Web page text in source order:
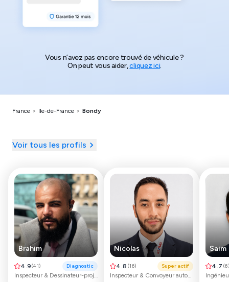
Vous n’avez pas encore trouvé de véhicule ?
On peut vous aider,cliquez ici.
France > Ile-de-France > Bondy
Voir tous les profils
Brahim
4.9(41) Diagnostic
Inspecteur & Dessinateur-projeteur automobile
Nicolas
4.8 (16) Super actif
Inspecteur & Convoyeur automobile
Saim
4.7 (6